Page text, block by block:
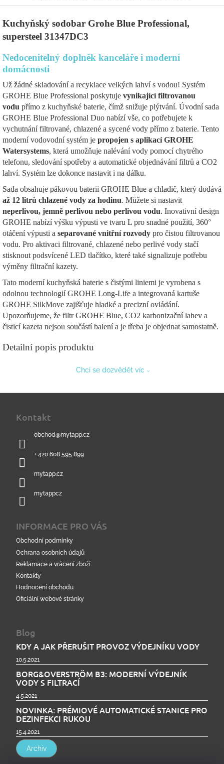
Kuchyňský sodobar Grohe Blue Professional,
supersteel 31347DC3
Nedocenitelný doplněk kanceláře i moderní
domácnosti
Už žádné skladování a recyklace velkých lahví s vodou! Systém
GROHE Blue Professional poskytuje vynikající filtrovanou
vodu přímo z kuchyňské baterie, čímž snižuje plýtvání. Úvodní sada
GROHE Blue Professional Duo nabízí vše, co potřebujete k
vychutnání filtrované, chlazené a sycené vody přímo z baterie. Tento
moderní vodovodní systém je propojen s aplikací GROHE
Watersystems, která umožňuje nalévání vody pomocí chytrého
telefonu, sledování spotřeby a automatické objednávání filtrů a CO2
lahví. Systém lze dokonce nastavit i na dálku.
Sada obsahuje pákovou baterii GROHE Blue a chladič, který dodává
až 12 litrů chlazené vody za hodinu. Můžete si nastavit
neperlivou, jemně perlivou nebo perlivou vodu. Inovativní design
GROHE nabízí výšku výpusti ve tvaru L pro snadné použití, 360°
otáčení výpusti a separované vnitřní rozvody pro čistou filtrovanou
vodu. Pro aktivaci filtrované, chlazené nebo perlivé vody stačí
stisknout podsvícené LED tlačítko, které také signalizuje potřebu
výměny filtrační kazety.
Tato moderní kuchyňská baterie s čistými liniemi je vyrobena s
odolnou technologií GROHE Long-Life a integrovaná kartuše
GROHE SilkMove zajišťuje hladké a precizní ovládání.
Upozorňujeme, že filtr GROHE Blue, CO2 karbonizační lahev a
čisticí kazeta nejsou součástí balení a je třeba je objednat samostatně.
Detailní popis produktu
Chci se dozvědět víc
Kontakt
obchod@mytapp.cz
+ 420 608 595 899
mytapp.cz
mytappcz
INFORMACE PRO VÁS
Obchodní podmínky
Ochrana osobních údajů
Reklamace a vrácení zboží
Kontakty
Hodnocení obchodu
Oficiální webové stránky
Blog
KDY A JAK PŘERUŠIT PROVOZ VÝDEJNÍKU VODY
10.5.2021
BORG&OVERSTRÖM B3: MODERNÍ VÝDEJNÍK
VODY S FILTRACÍ
4.5.2021
NOVINKA: PRÉMIOVÉ AUTOMATICKÉ STANICE PRO
DEZINFEKCI RUKOU
15.4.2021
Archiv